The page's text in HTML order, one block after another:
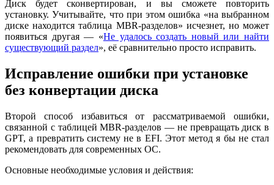
Диск будет сконвертирован, и вы сможете повторить
установку. Учитывайте, что при этом ошибка «на выбранном
диске находится таблица MBR-разделов» исчезнет, но может
появиться другая — «Не удалось создать новый или найти
существующий раздел», её сравнительно просто исправить.
Исправление ошибки при установке
без конвертации диска
Второй способ избавиться от рассматриваемой ошибки,
связанной с таблицей MBR-разделов — не превращать диск в
GPT, а превратить систему не в EFI. Этот метод я бы не стал
рекомендовать для современных ОС.
Основные необходимые условия и действия: